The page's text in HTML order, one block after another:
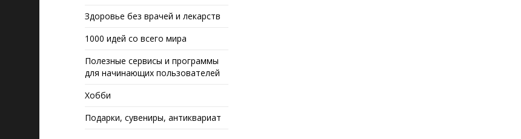
Здоровье без врачей и лекарств
1000 идей со всего мира
Полезные сервисы и программы
для начинающих пользователей
Хобби
Подарки, сувениры, антиквариат